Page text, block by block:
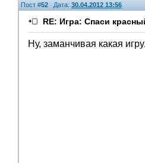
Пост #52 Дата: 30.04.2012 13:56
RE: Игра: Спаси
Ну, заманчивая какая